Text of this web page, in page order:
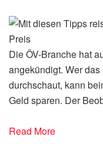
Die ÖV-Branche hat
angekündigt. Wer
durchschaut, kann
Geld sparen. Der
Read More